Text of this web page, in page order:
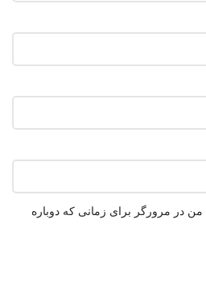
من در مرورگر برای زمانی که دوباره